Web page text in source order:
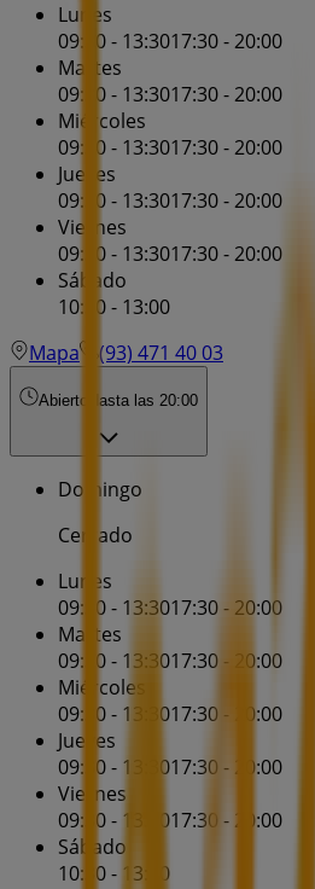
Lunes
09:30 - 13:3017:30 - 20:00
Martes
09:30 - 13:3017:30 - 20:00
Miércoles
09:30 - 13:3017:30 - 20:00
Jueves
09:30 - 13:3017:30 - 20:00
Viernes
09:30 - 13:3017:30 - 20:00
Sábado
10:30 - 13:00
Mapa
(93) 471 40 03
Abierto Hasta las 20:00
Domingo
Cerrado
Lunes
09:30 - 13:3017:30 - 20:00
Martes
09:30 - 13:3017:30 - 20:00
Miércoles
09:30 - 13:3017:30 - 20:00
Jueves
09:30 - 13:3017:30 - 20:00
Viernes
09:30 - 13:3017:30 - 20:00
Sábado
10:30 - 13:00